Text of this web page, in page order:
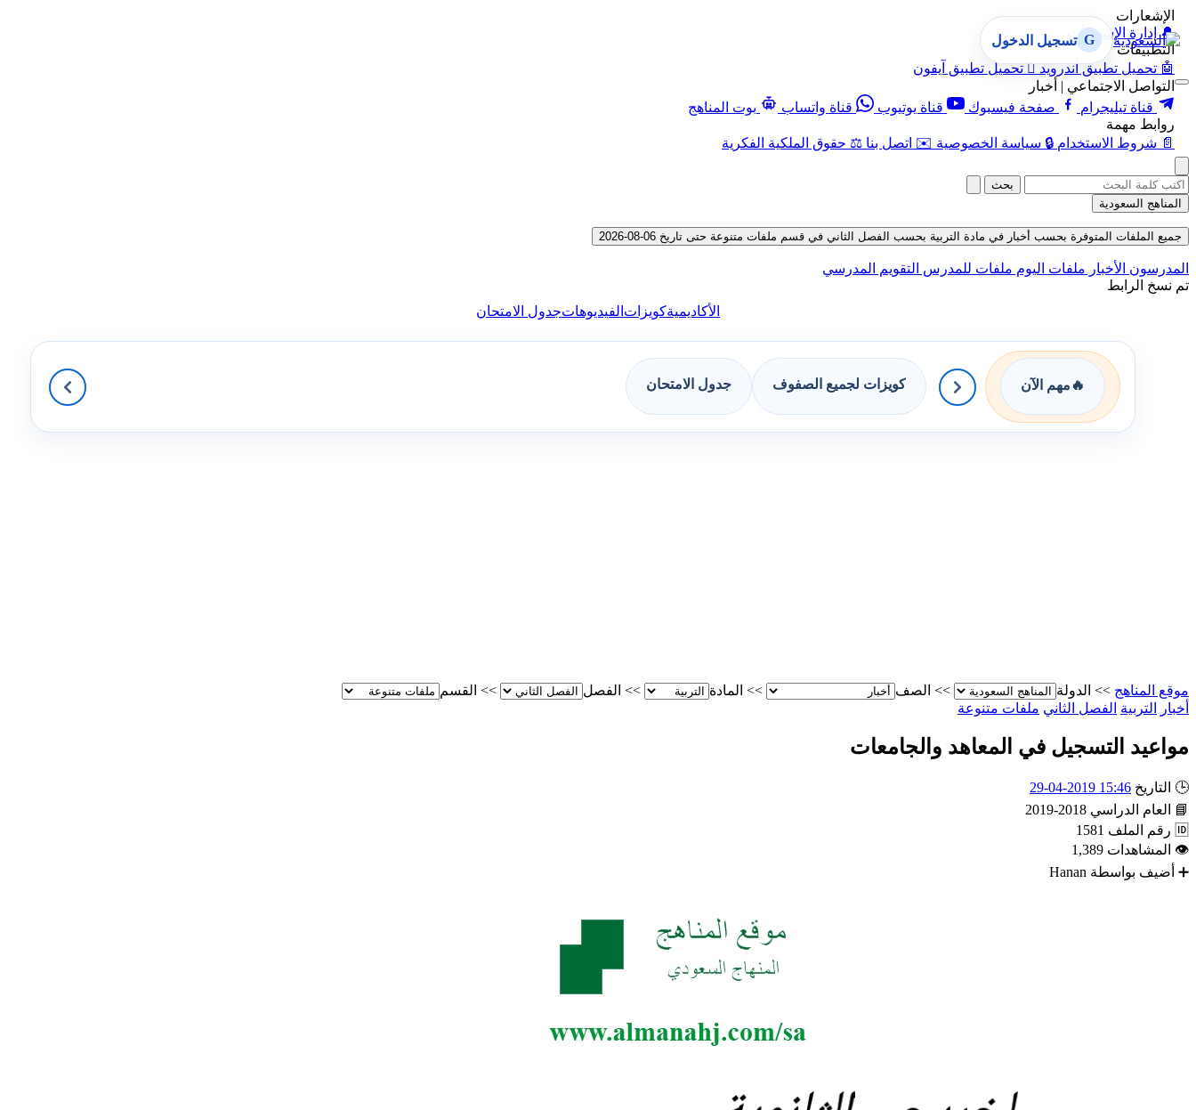
الإشعارات
🔔 إدارة الإشعارات
التطبيقات
🤖 تحميل تطبيق أندرويد  تحميل تطبيق آيفون
التواصل الاجتماعي | أخبار
قناة تيليجرام
صفحة فيسبوك قناة يوتيوب قناة واتساب
بوت المناهج
روابط مهمة
📄 شروط الاستخدام 🔒 سياسة الخصوصية ✉️ اتصل بنا ⚖️ حقوق الملكية الفكرية
G تسجيل الدخول
بحث
المناهج السعودية
جميع الملفات المتوفرة بحسب أخبار في مادة التربية بحسب الفصل الثاني في قسم ملفات متنوعة حتى تاريخ 06-08-2026
المدرسون الأخبار ملفات اليوم ملفات للمدرس التقويم المدرسي
تم نسخ الرابط
الأكاديميةكويزات الفيديوهاتجدول الامتحان
🔥 مهم الآن كويزات لجميع الصفوف جدول الامتحان
موقع المناهج >> الدولة >> الصف >> المادة >> الفصل >> القسم
أخبار
التربية الفصل الثاني ملفات متنوعة
مواعيد التسجيل في المعاهد والجامعات
🕒 التاريخ 15:46 2019-04-29
📘
العام الدراسي 2018-2019
🆔 رقم الملف 1581
👁 المشاهدات 1,389
➕ أضيف بواسطة Hanan